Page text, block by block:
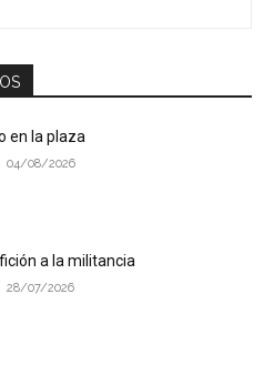
en la plaza
04/08/2026
a la militancia
28/07/2026